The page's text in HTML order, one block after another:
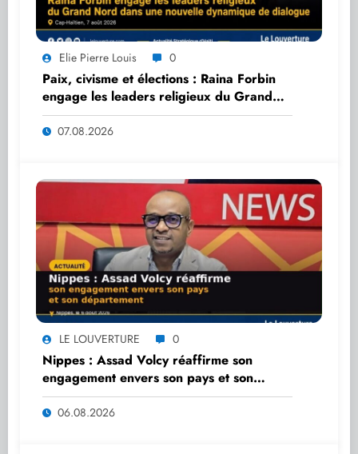
Elie Pierre Louis 0
Paix, civisme et élections : Raina Forbin
engage les leaders religieux du Grand
Nord dans une nouvelle dynamique de
dialogue
07.08.2026
LE LOUVERTURE 0
Nippes : Assad Volcy réaffirme son
engagement envers son pays et son
département
06.08.2026